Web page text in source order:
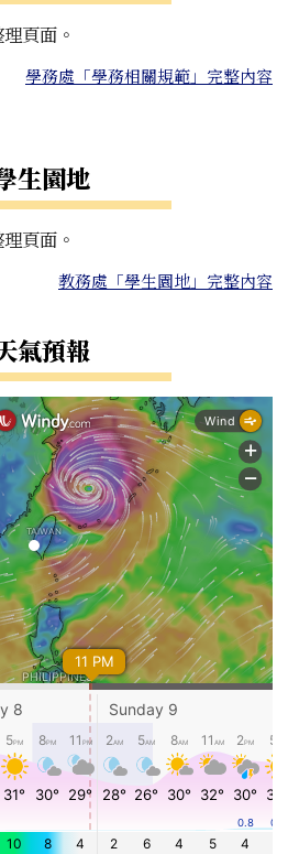
頁面。
學務處「學務相關規範」完整內容
生園地
頁面。
教務處「學生園地」完整內容
氣預報